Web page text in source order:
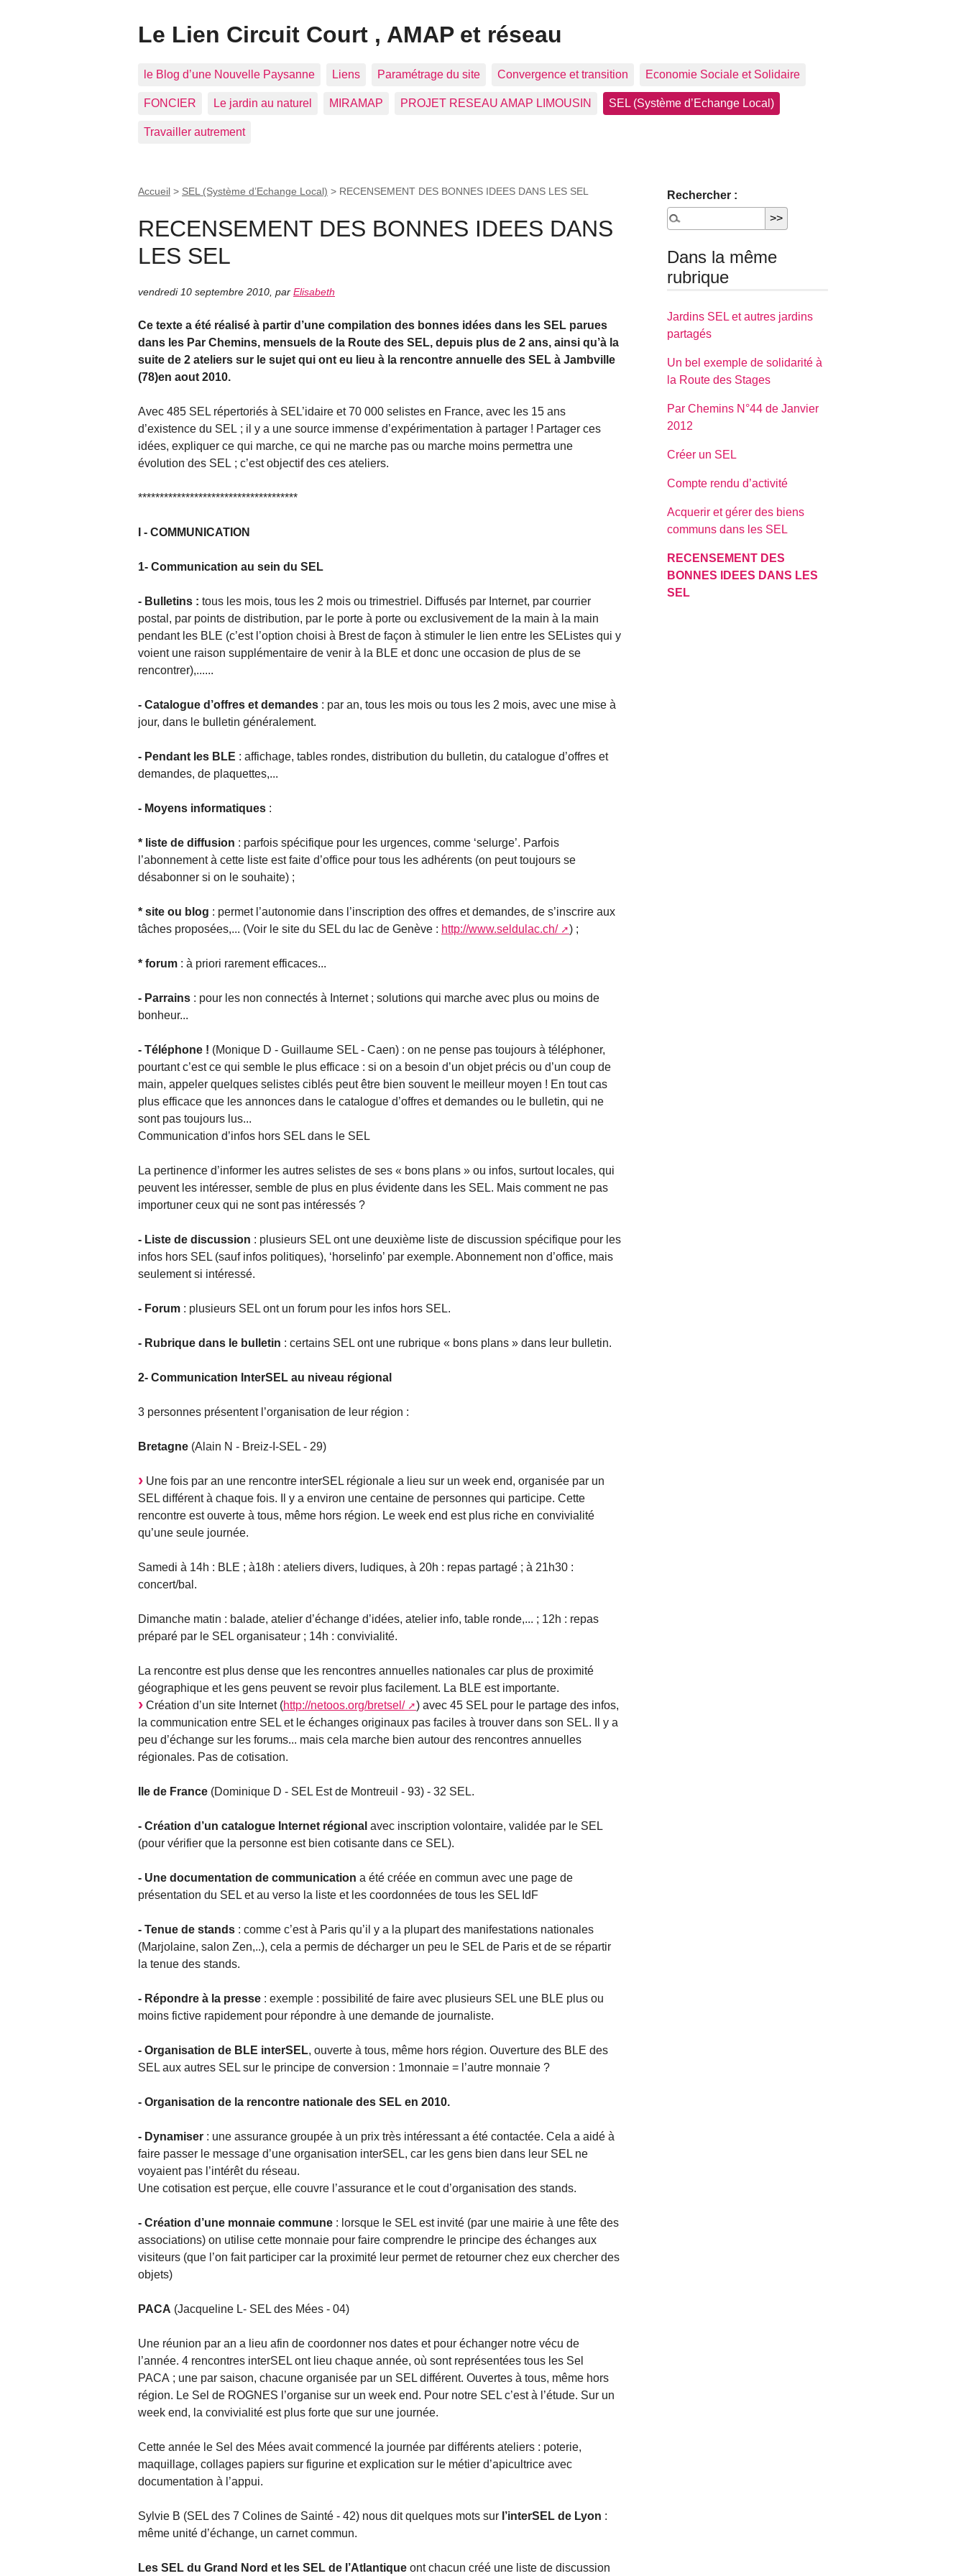
Le Lien Circuit Court , AMAP et réseau
le Blog d’une Nouvelle Paysanne Liens Paramétrage du site Convergence et transition Economie Sociale et Solidaire
FONCIER Le jardin au naturel MIRAMAP PROJET RESEAU AMAP LIMOUSIN SEL (Système d’Echange Local)
Travailler autrement
Accueil > SEL (Système d’Echange Local) > RECENSEMENT DES BONNES IDEES DANS LES SEL
RECENSEMENT DES BONNES IDEES DANS
LES SEL
vendredi 10 septembre 2010 par Elisabeth
Ce texte a été réalisé à partir d’une compilation des bonnes idées dans les SEL parues
dans les Par Chemins, mensuels de la Route des SEL, depuis plus de 2 ans, ainsi qu’à la
suite de 2 ateliers sur le sujet qui ont eu lieu à la rencontre annuelle des SEL à Jambville
(78)en aout 2010.
Avec 485 SEL répertoriés à SEL’idaire et 70 000 selistes en France, avec les 15 ans
d’existence du SEL ; il y a une source immense d’expérimentation à partager ! Partager ces
idées, expliquer ce qui marche, ce qui ne marche pas ou marche moins permettra une
évolution des SEL ; c’est objectif des ces ateliers.
*************************************
I - COMMUNICATION
1- Communication au sein du SEL
- Bulletins : tous les mois, tous les 2 mois ou trimestriel. Diffusés par Internet, par courrier
postal, par points de distribution, par le porte à porte ou exclusivement de la main à la main
pendant les BLE (c’est l’option choisi à Brest de façon à stimuler le lien entre les SEListes qui y
voient une raison supplémentaire de venir à la BLE et donc une occasion de plus de se
rencontrer),......
- Catalogue d’offres et demandes : par an, tous les mois ou tous les 2 mois, avec une mise à
jour, dans le bulletin généralement.
- Pendant les BLE : affichage, tables rondes, distribution du bulletin, du catalogue d’offres et
demandes, de plaquettes,...
- Moyens informatiques :
* liste de diffusion : parfois spécifique pour les urgences, comme ‘selurge’. Parfois
l’abonnement à cette liste est faite d’office pour tous les adhérents (on peut toujours se
désabonner si on le souhaite) ;
* site ou blog : permet l’autonomie dans l’inscription des offres et demandes, de s’inscrire aux
tâches proposées,... (Voir le site du SEL du lac de Genève : http://www.seldulac.ch/ ) ;
* forum : à priori rarement efficaces...
- Parrains : pour les non connectés à Internet ; solutions qui marche avec plus ou moins de
bonheur...
- Téléphone ! (Monique D - Guillaume SEL - Caen) : on ne pense pas toujours à téléphoner,
pourtant c’est ce qui semble le plus efficace : si on a besoin d’un objet précis ou d’un coup de
main, appeler quelques selistes ciblés peut être bien souvent le meilleur moyen ! En tout cas
plus efficace que les annonces dans le catalogue d’offres et demandes ou le bulletin, qui ne
sont pas toujours lus...
Communication d’infos hors SEL dans le SEL
La pertinence d’informer les autres selistes de ses « bons plans » ou infos, surtout locales, qui
peuvent les intéresser, semble de plus en plus évidente dans les SEL. Mais comment ne pas
importuner ceux qui ne sont pas intéressés ?
- Liste de discussion : plusieurs SEL ont une deuxième liste de discussion spécifique pour les
infos hors SEL (sauf infos politiques), ‘horselinfo’ par exemple. Abonnement non d’office, mais
seulement si intéressé.
- Forum : plusieurs SEL ont un forum pour les infos hors SEL.
- Rubrique dans le bulletin : certains SEL ont une rubrique « bons plans » dans leur bulletin.
2- Communication InterSEL au niveau régional
3 personnes présentent l’organisation de leur région :
Bretagne (Alain N - Breiz-I-SEL - 29)
Une fois par an une rencontre interSEL régionale a lieu sur un week end, organisée par un
SEL différent à chaque fois. Il y a environ une centaine de personnes qui participe. Cette
rencontre est ouverte à tous, même hors région. Le week end est plus riche en convivialité
qu’une seule journée.
Samedi à 14h : BLE ; à18h : ateliers divers, ludiques, à 20h : repas partagé ; à 21h30 :
concert/bal.
Dimanche matin : balade, atelier d’échange d’idées, atelier info, table ronde,... ; 12h : repas
préparé par le SEL organisateur ; 14h : convivialité.
La rencontre est plus dense que les rencontres annuelles nationales car plus de proximité
géographique et les gens peuvent se revoir plus facilement. La BLE est importante.
Création d’un site Internet (http://netoos.org/bretsel/
) avec 45 SEL pour le partage des infos,
la communication entre SEL et le échanges originaux pas faciles à trouver dans son SEL. Il y a
peu d’échange sur les forums... mais cela marche bien autour des rencontres annuelles
régionales. Pas de cotisation.
Ile de France (Dominique D - SEL Est de Montreuil - 93) - 32 SEL.
- Création d’un catalogue Internet régional avec inscription volontaire, validée par le SEL
(pour vérifier que la personne est bien cotisante dans ce SEL).
- Une documentation de communication a été créée en commun avec une page de
présentation du SEL et au verso la liste et les coordonnées de tous les SEL IdF
- Tenue de stands : comme c’est à Paris qu’il y a la plupart des manifestations nationales
(Marjolaine, salon Zen,..), cela a permis de décharger un peu le SEL de Paris et de se répartir
la tenue des stands.
- Répondre à la presse : exemple : possibilité de faire avec plusieurs SEL une BLE plus ou
moins fictive rapidement pour répondre à une demande de journaliste.
- Organisation de BLE interSEL, ouverte à tous, même hors région. Ouverture des BLE des
SEL aux autres SEL sur le principe de conversion : 1monnaie = l’autre monnaie ?
- Organisation de la rencontre nationale des SEL en 2010.
- Dynamiser : une assurance groupée à un prix très intéressant a été contactée. Cela a aidé à
faire passer le message d’une organisation interSEL, car les gens bien dans leur SEL ne
voyaient pas l’intérêt du réseau.
Une cotisation est perçue, elle couvre l’assurance et le cout d’organisation des stands.
- Création d’une monnaie commune : lorsque le SEL est invité (par une mairie à une fête des
associations) on utilise cette monnaie pour faire comprendre le principe des échanges aux
visiteurs (que l’on fait participer car la proximité leur permet de retourner chez eux chercher des
objets)
PACA (Jacqueline L- SEL des Mées - 04)
Une réunion par an a lieu afin de coordonner nos dates et pour échanger notre vécu de
l’année. 4 rencontres interSEL ont lieu chaque année, où sont représentées tous les Sel
PACA ; une par saison, chacune organisée par un SEL différent. Ouvertes à tous, même hors
région. Le Sel de ROGNES l’organise sur un week end. Pour notre SEL c’est à l’étude. Sur un
week end, la convivialité est plus forte que sur une journée.
Cette année le Sel des Mées avait commencé la journée par différents ateliers : poterie,
maquillage, collages papiers sur figurine et explication sur le métier d’apicultrice avec
documentation à l’appui.
Sylvie B (SEL des 7 Colines de Sainté - 42) nous dit quelques mots sur l’interSEL de Lyon :
même unité d’échange, un carnet commun.
Les SEL du Grand Nord et les SEL de l’Atlantique ont chacun créé une liste de discussion
Rechercher :
Dans la même
rubrique
Jardins SEL et autres jardins
partagés
Un bel exemple de solidarité à
la Route des Stages
Par Chemins N°44 de Janvier
2012
Créer un SEL
Compte rendu d’activité
Acquerir et gérer des biens
communs dans les SEL
RECENSEMENT DES
BONNES IDEES DANS LES
SEL